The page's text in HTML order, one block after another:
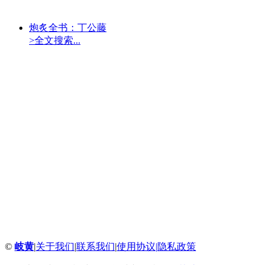
炮炙全书：丁公藤
>全文搜索...
© 岐黄|关于我们|联系我们|使用协议|隐私政策